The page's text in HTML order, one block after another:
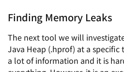
Finding Memory Leaks
The next tool we will
Java Heap (.hprof) at a
a lot of information and it is